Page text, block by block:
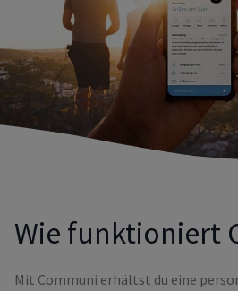
Wie funktioniert
Mit Communi erhältst du eine